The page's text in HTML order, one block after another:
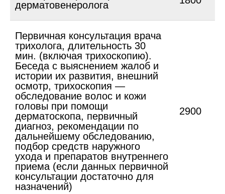
дерматовенеролога
Первичная консультация врача
трихолога, длительность 30
мин. (включая трихоскопию).
Беседа с выяснением жалоб и
истории их развития, внешний
осмотр, трихоскопия —
обследование волос и кожи
головы при помощи
дерматоскопа, первичный
диагноз, рекомендации по
дальнейшему обследованию,
подбор средств наружного
ухода и препаратов внутреннего
приема (если данных первичной
консультации достаточно для
назначений)
2900